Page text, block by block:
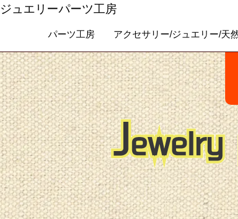
ジュエリーパーツ工房
パーツ工房 アクセサリー/ジュエリー/天